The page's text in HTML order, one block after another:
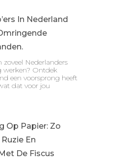
In Nederland
zoveel Nederlanders
werken? Ontdek
een voorsprong heeft
dat voor jou
Op Papier: Zo
En
De Fiscus